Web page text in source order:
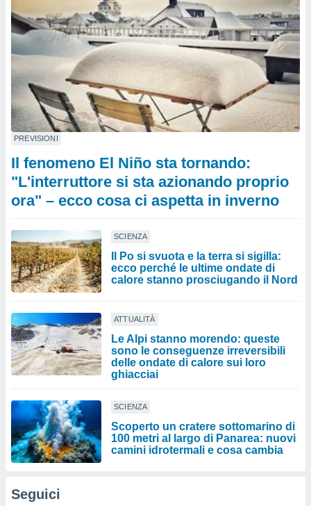
PREVISIONI
Il fenomeno El Niño sta tornando:
"L'interruttore si sta azionando proprio
ora" – ecco cosa ci aspetta in inverno
SCIENZA
Il Po si svuota e la terra si sigilla:
ecco perché le ultime ondate di
calore stanno prosciugando il Nord
ATTUALITÀ
Le Alpi stanno morendo: queste
sono le conseguenze irreversibili
delle ondate di calore sui loro
ghiacciai
SCIENZA
Scoperto un cratere sottomarino di
100 metri al largo di Panarea: nuovi
camini idrotermali e cosa cambia
Seguici